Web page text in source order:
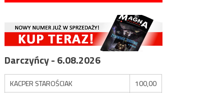
Darczyńcy - 6.08.2026
KACPER STAROŚCIAK
100,00